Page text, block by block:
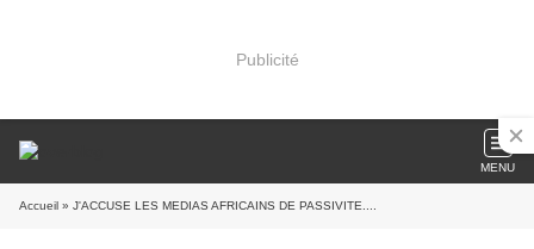
Publicité
MENU
Accueil » J'ACCUSE LES MEDIAS AFRICAINS DE PASSIVITE....